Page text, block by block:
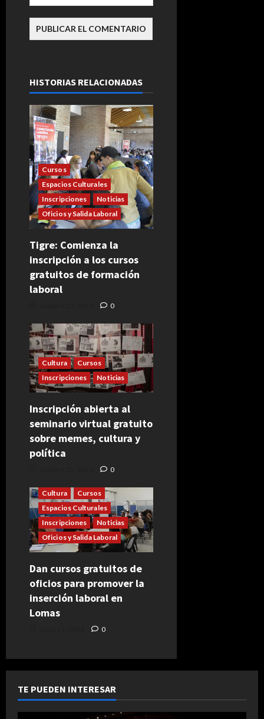
HISTORIAS RELACIONADAS
Cursos
Espacios Culturales
Inscripciones
Noticias
Oficios y Salida Laboral
Tigre: Comienza la
inscripción a los cursos
gratuitos de formación
laboral
0
Cultura
Cursos
Inscripciones
Noticias
Inscripción abierta al
seminario virtual gratuito
sobre memes, cultura y
política
0
Cultura
Cursos
Espacios Culturales
Inscripciones
Noticias
Oficios y Salida Laboral
Dan cursos gratuitos de
oficios para promover la
inserción laboral en
Lomas
0
TE PUEDEN INTERESAR